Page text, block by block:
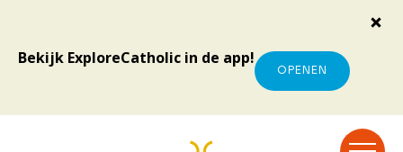
Bekijk ExploreCatholic in de app!
OPENEN